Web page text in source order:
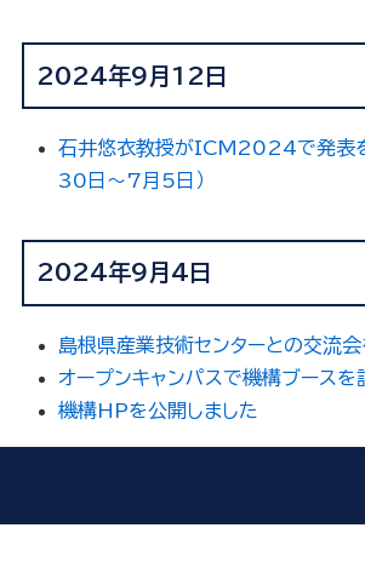
2024年9月12日
石井悠衣教授がICM2024で発表を
30日～7月5日）
2024年9月4日
島根県産業技術センターとの交流会
オープンキャンパスで機構ブースを
機構HPを公開しました